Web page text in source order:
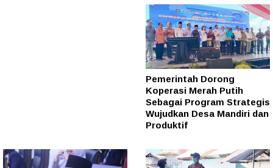
Pemerintah Dorong
Koperasi Merah Putih
Sebagai Program Strategis
Wujudkan Desa Mandiri dan
Produktif